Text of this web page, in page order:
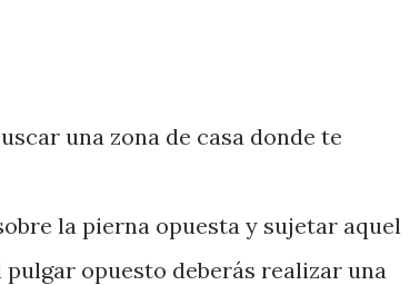
una zona de casa donde te
la pierna opuesta y sujetar aquel
opuesto deberás realizar una